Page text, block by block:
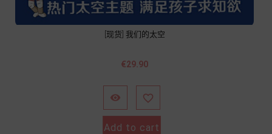
[现货] 我们的太空
Price
€29.90
 
Add to cart